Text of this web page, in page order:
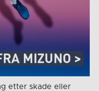
etter skade eller